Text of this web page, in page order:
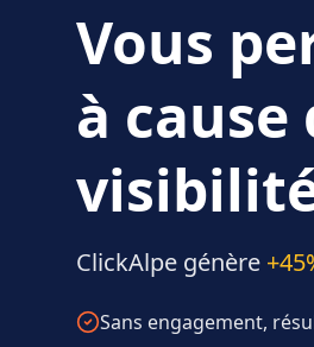
Vous
à
ClickAlpe génère
Sans engagement,